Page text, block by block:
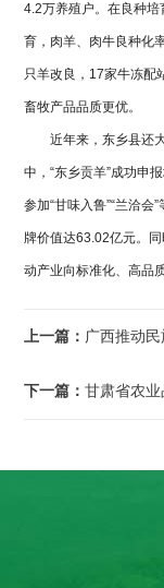
4.2万养殖户。在良种培
育，肉羊、肉牛良种化
只羊改良，17家牛冻配
畜牧产品品质更优。
近年来，东乡县还大
中，“东乡贡羊”成功申
参加“甘味入鲁”“兰洽会
牌价值达63.02亿元。
动产业向标准化、高品
上一篇： 广西推动
下一篇：甘肃省农